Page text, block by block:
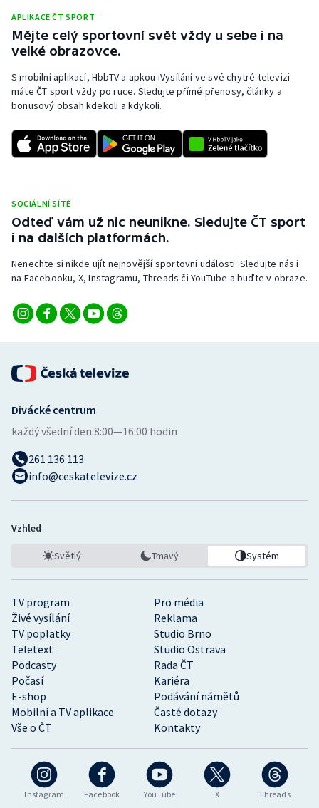
Rychlobruslení
Rychlostní kanoistika
Short track
Sportovní střelba
Triatlon
Vodní slalom
Volejbal
APLIKACE ČT SPORT
Mějte celý sportovní svět vždy u sebe i na
velké obrazovce.
S mobilní aplikací, HbbTV a apkou iVysílání ve své chytré televizi
máte ČT sport vždy po ruce. Sledujte přímé přenosy, články a
bonusový obsah kdekoli a kdykoli.
SOCIÁLNÍ SÍTĚ
Odteď vám už nic neunikne. Sledujte ČT sport
i na dalších platformách.
Nenechte si nikde ujít nejnovější sportovní události. Sledujte nás i
na Facebooku, X, Instagramu, Threads či YouTube a buďte v obraze.
Instagram Facebook YouTube X Threads
TV program
Pro média
Živé vysílání
Reklama
TV poplatky
Studio Brno
Teletext
Studio Ostrava
Podcasty
Rada ČT
Počasí
Kariéra
E-shop
Podávání námětů
Mobilní a TV aplikace
Časté dotazy
Vše o ČT
Kontakty
Divácké centrum
každý všední den:8:00—16:00 hodin
261 136 113
info@ceskatelevize.cz
Vzhled
Světlý Tmavý Systém